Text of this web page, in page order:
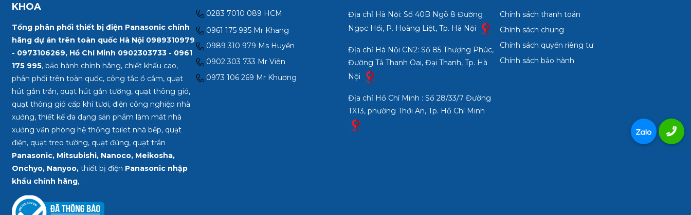
khoét trần: 31.5 x 31.5 cm
Công nghệ: Nhật Bản Xuất
xứ: Thái Lan
KHOA
Tổng phân phối thiết bị điện Panasonic chính
hãng dự án trên toàn quốc Hà Nội 0989310979
- 0973106269, Hồ Chí Minh 0902303733 - 0961
175 995, bảo hành chính hãng, chiết khấu cao,
phân phối trên toàn quốc, công tắc ổ cắm, quạt
hút gắn trần, quạt hút gắn tường, quạt thông gió,
quạt thông gió cấp khí tươi, điện công nghiệp nhà
xưởng, thiết kế đa dạng sản phẩm làm mát nhà
xưởng văn phòng hệ thống toilet nhà bếp, quạt
điện, quạt treo tường, quạt đứng, quạt trần
Panasonic, Mitsubishi, Nanoco, Meikosha,
Onchyo, Nanyoo,thiết bị điện Panasonic nhập
khẩu chính hãng, .
0283 7010 089 HCM
0961 175 995 Mr Khang
0989 310 979 Ms Huyền
0902 303 733 Mr Viên
0973 106 269 Mr Khương
Địa chỉ Hà Nội: Số 40B Ngõ 8 Đường
Ngọc Hồi, P. Hoàng Liệt, Tp. Hà Nội
Địa chỉ Hà Nội CN2: Số 85 Thượng Phúc,
Đường Tả Thanh Oai, Đại Thanh, Tp. Hà
Nội
Địa chỉ Hồ Chí Minh : Số 28/33/7 Đường
TX13, phường Thới An, Tp. Hồ Chí Minh
Chính sách thanh toán
Chính sách chung
Chính sách quyền riêng tư
Chính sách bảo hành